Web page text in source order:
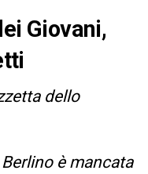
Giovani,
dello
è mancata